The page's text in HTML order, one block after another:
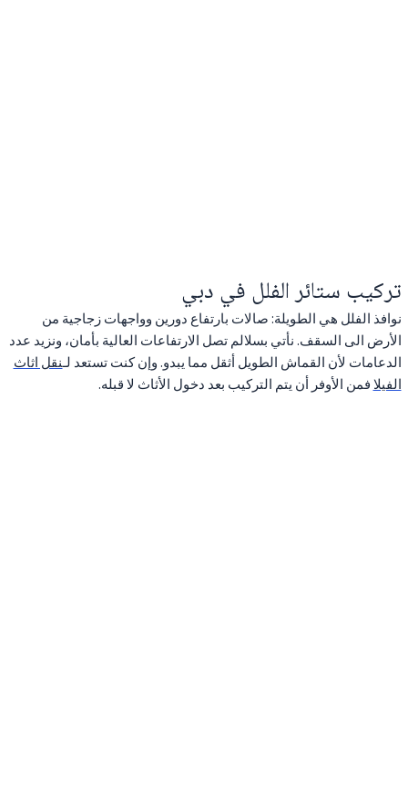
تركيب ستائر الفلل في دبي
نوافذ الفلل هي الطويلة: صالات بارتفاع دورين وواجهات زجاجية من
الأرض الى السقف. نأتي بسلالم تصل الارتفاعات العالية بأمان، ونزيد عدد
الدعامات لأن القماش الطويل أثقل مما يبدو. وإن كنت تستعد لـنقل اثاث
الفيلا فمن الأوفر أن يتم التركيب بعد دخول الأثاث لا قبله.